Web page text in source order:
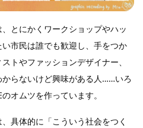
とにかくワークショップやハッ
市民は誰でも歓迎し、手をつか
トやファッションデザイナー、
らないけど興味がある人……いろ
オムツを作っています。
具体的に「こういう社会をつく